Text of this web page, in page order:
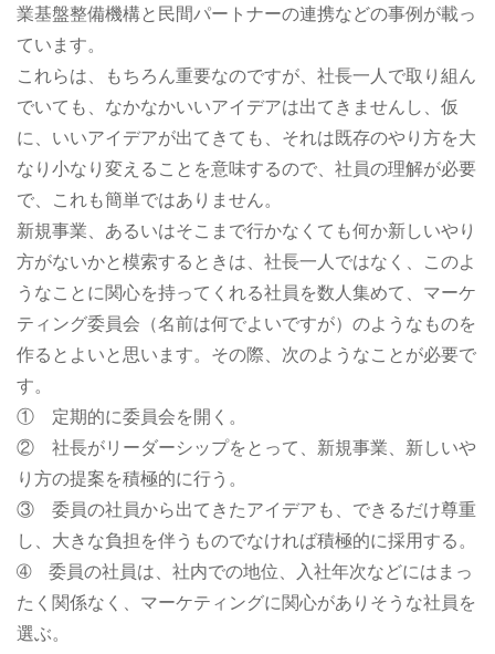
業基盤整備機構と民間パートナーの連携などの事例が載っ
ています。
これらは、もちろん重要なのですが、社長一人で取り組ん
でいても、なかなかいいアイデアは出てきませんし、仮
に、いいアイデアが出てきても、それは既存のやり方を大
なり小なり変えることを意味するので、社員の理解が必要
で、これも簡単ではありません。
新規事業、あるいはそこまで行かなくても何か新しいやり
方がないかと模索するときは、社長一人ではなく、このよ
うなことに関心を持ってくれる社員を数人集めて、マーケ
ティング委員会（名前は何でよいですが）のようなものを
作るとよいと思います。その際、次のようなことが必要で
す。
① 定期的に委員会を開く。
② 社長がリーダーシップをとって、新規事業、新しいや
り方の提案を積極的に行う。
③ 委員の社員から出てきたアイデアも、できるだけ尊重
し、大きな負担を伴うものでなければ積極的に採用する。
➃ 委員の社員は、社内での地位、入社年次などにはまっ
たく関係なく、マーケティングに関心がありそうな社員を
選ぶ。